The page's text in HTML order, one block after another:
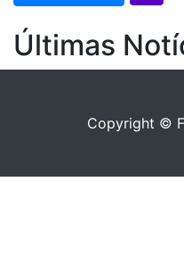
Últimas
Copyright ©